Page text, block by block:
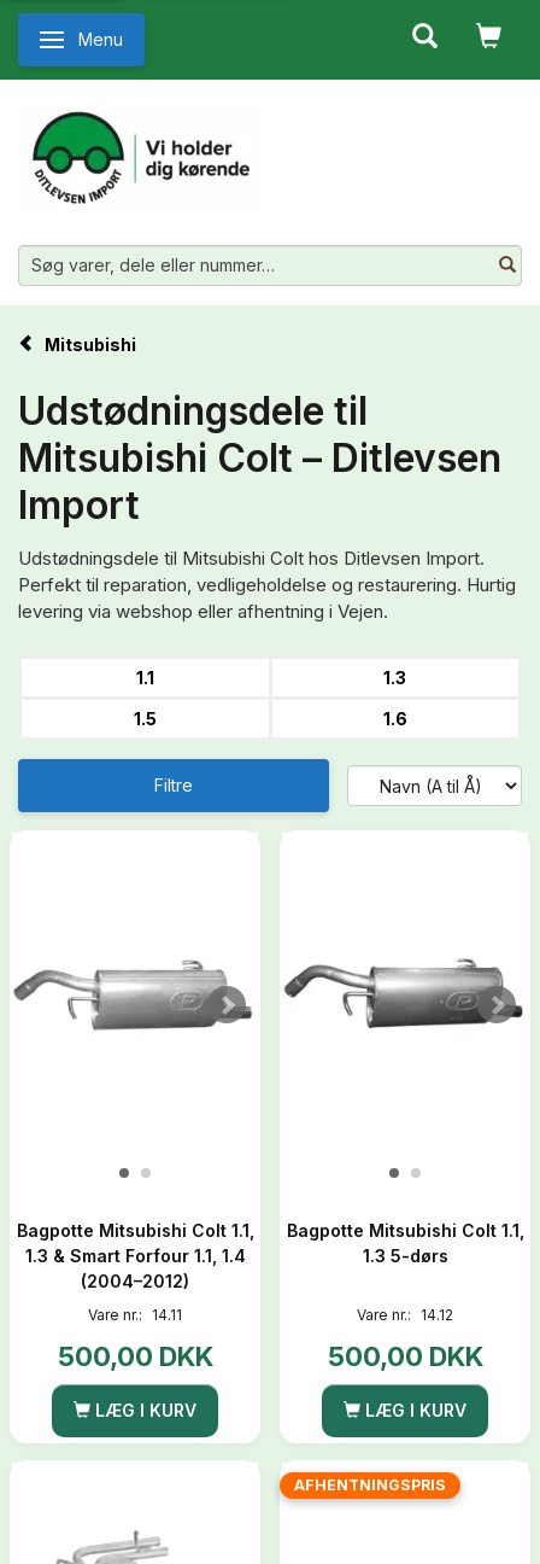
Skifte navigation
Menu
Mitsubishi
Udstødningsdele til
Mitsubishi Colt – Ditlevsen
Import
Udstødningsdele til Mitsubishi Colt hos Ditlevsen Import.
Perfekt til reparation, vedligeholdelse og restaurering. Hurtig
levering via webshop eller afhentning i Vejen.
1.1
1.3
1.5
1.6
Filtre
Bagpotte Mitsubishi Colt 1.1,
1.3 & Smart Forfour 1.1, 1.4
(2004–2012)
Vare nr.: 14.11
500,00 DKK
LÆG I KURV
Bagpotte Mitsubishi Colt 1.1,
1.3 5-dørs
Vare nr.: 14.12
500,00 DKK
LÆG I KURV
AFHENTNINGSPRIS